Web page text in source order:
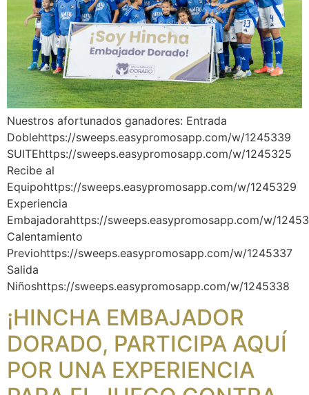
Nuestros afortunados ganadores: Entrada
Doblehttps://sweeps.easypromosapp.com/w/1245339
SUITEhttps://sweeps.easypromosapp.com/w/1245325
Recibe al
Equipohttps://sweeps.easypromosapp.com/w/1245329
Experiencia
Embajadorahttps://sweeps.easypromosapp.com/w/
Calentamiento
Previohttps://sweeps.easypromosapp.com/w/1245337
Salida
Niñoshttps://sweeps.easypromosapp.com/w/1245338
¡HINCHA EMBAJADOR
DORADO, PARTICIPA AQUÍ
POR UNA EXPERIENCIA